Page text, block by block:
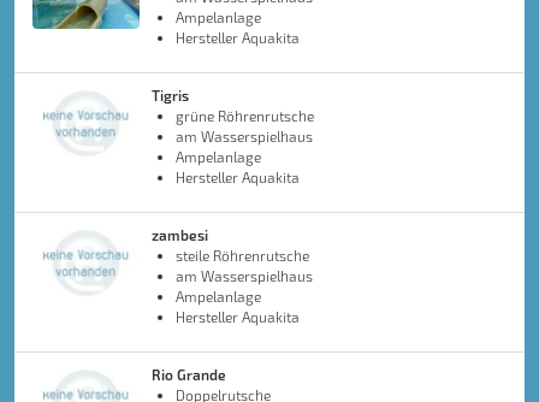
Ampelanlage
Hersteller Aquakita
Tigris
grüne Röhrenrutsche
am Wasserspielhaus
Ampelanlage
Hersteller Aquakita
zambesi
steile Röhrenrutsche
am Wasserspielhaus
Ampelanlage
Hersteller Aquakita
Rio Grande
Doppelrutsche